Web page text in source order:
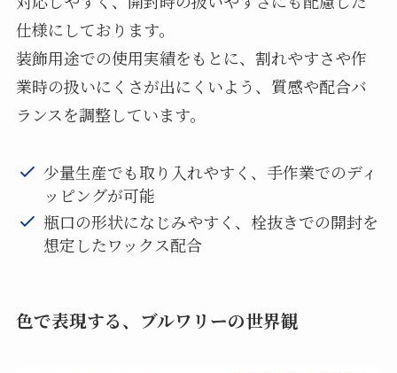
仕様にしております。
装飾用途での使用実績をもとに、割れやすさや作
業時の扱いにくさが出にくいよう、質感や配合バ
ランスを調整しています。
少量生産でも取り入れやすく、手作業でのディ
ッピングが可能
瓶口の形状になじみやすく、栓抜きでの開封を
想定したワックス配合
色で表現する、ブルワリーの世界観